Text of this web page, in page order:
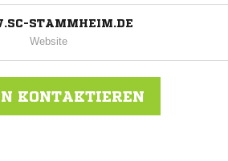
STAMMHEIM.DE
Website
KONTAKTIEREN